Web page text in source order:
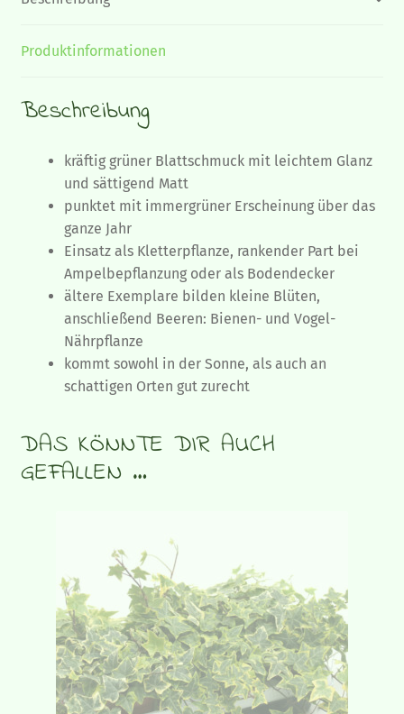
Produktinformationen
Beschreibung
kräftig grüner Blattschmuck mit leichtem Glanz
und sättigend Matt
punktet mit immergrüner Erscheinung über das
ganze Jahr
Einsatz als Kletterpflanze, rankender Part bei
Ampelbepflanzung oder als Bodendecker
ältere Exemplare bilden kleine Blüten,
anschließend Beeren: Bienen- und Vogel-
Nährpflanze
kommt sowohl in der Sonne, als auch an
schattigen Orten gut zurecht
DAS KÖNNTE DIR AUCH
GEFALLEN …